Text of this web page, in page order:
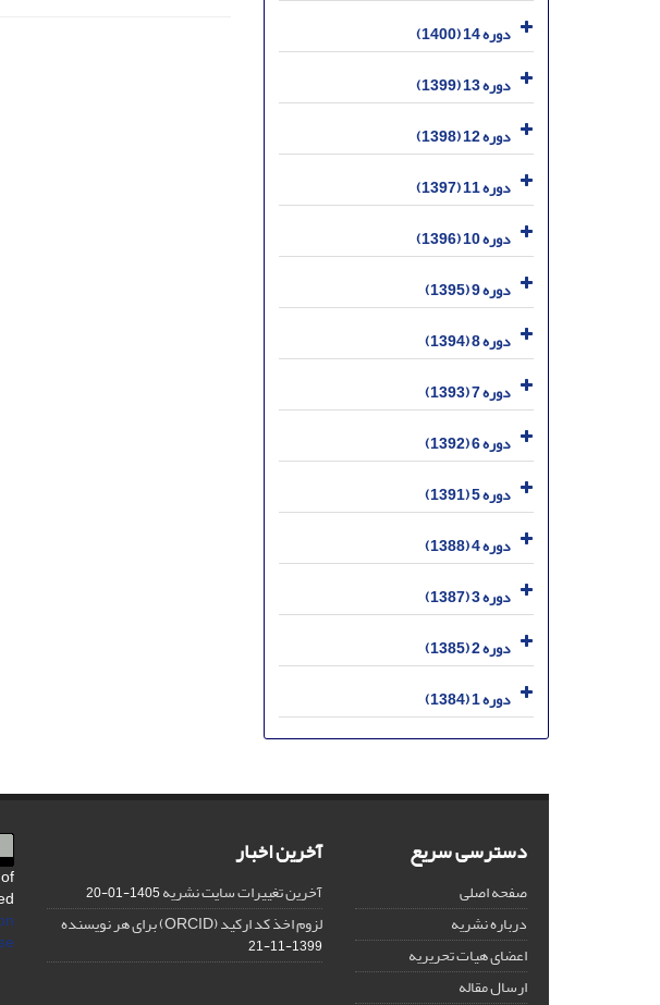
دوره 14 (1400)
دوره 13 (1399)
دوره 12 (1398)
دوره 11 (1397)
دوره 10 (1396)
دوره 9 (1395)
دوره 8 (1394)
دوره 7 (1393)
دوره 6 (1392)
دوره 5 (1391)
دوره 4 (1388)
دوره 3 (1387)
دوره 2 (1385)
دوره 1 (1384)
دسترسی سریع
صفحه اصلی
درباره نشریه
اعضای هیات تحریریه
ارسال مقاله
آخرین اخبار
آخرین تغییرات سایت نشریه1405-01-20
لزوم اخذ کد ارکید (ORCID) برای هر نویسنده
1399-11-21